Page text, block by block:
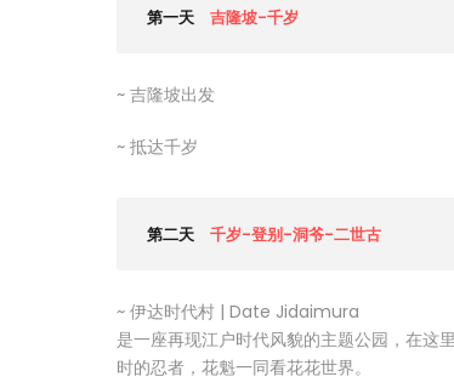
第一天 吉隆坡-千岁
~ 吉隆坡出发
~ 抵达千岁
第二天 千岁-登别-洞爷-二世古
~ 伊达时代村 | Date Jidaimura
是一座再现江户时代风貌的主题公园，在这
时的忍者，花魁一同看花花世界。